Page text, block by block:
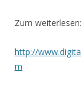
Zum weiterlesen:
http://
m